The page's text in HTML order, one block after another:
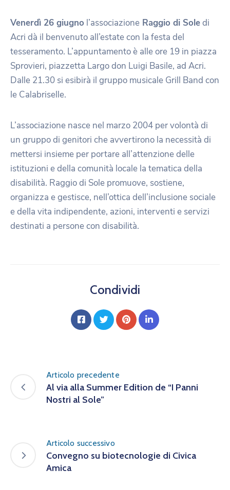
Venerdì 26 giugno l’associazione Raggio di Soledi
Acri dà il benvenuto all’estate con la festa del
tesseramento. L’appuntamento è alle ore 19 in piazza
Sprovieri, piazzetta Largo don Luigi Basile, ad Acri.
Dalle 21.30 si esibirà il gruppo musicale Grill Band con
le Calabriselle.
L’associazione nasce nel marzo 2004 per volontà di
un gruppo di genitori che avvertirono la necessità di
mettersi insieme per portare all’attenzione delle
istituzioni e della comunità locale la tematica della
disabilità. Raggio di Sole promuove, sostiene,
organizza e gestisce, nell’ottica dell’inclusione sociale
e della vita indipendente, azioni, interventi e servizi
destinati a persone con disabilità.
Condividi
Articolo precedente
Al via alla Summer Edition de “I Panni
Nostri al Sole”
Articolo successivo
Convegno su biotecnologie di Civica
Amica